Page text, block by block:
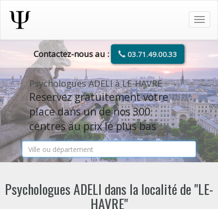
Contactez-nous au : 03.71.49.00.33
Psychologues ADELI à LE-HAVRE
Reservez gratuitement votre
place dans un de nos 300
centres au prix le plus bas
Psychologues ADELI dans la localité de "LE-
HAVRE"